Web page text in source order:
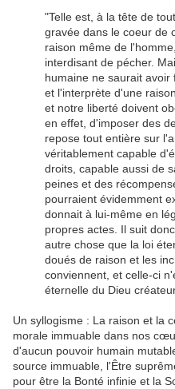
"Telle est, à la tête de
gravée dans le coeur de
raison même de
interdisant de pécher.
humaine ne saurait
et l'interprète d'une
et notre liberté doivent
en effet, d'imposer des
repose tout entière sur
véritablement capable
droits, capable aussi de
peines et des
pourraient évidemment
donnait à lui-même en
propres actes. Il suit
autre chose que la loi
doués de raison et les
conviennent, et celle-ci
éternelle du Dieu
Un syllogisme : La raison et la
morale immuable dans nos
d'aucun pouvoir humain
source immuable, l'Être
pour être la Bonté infinie et la